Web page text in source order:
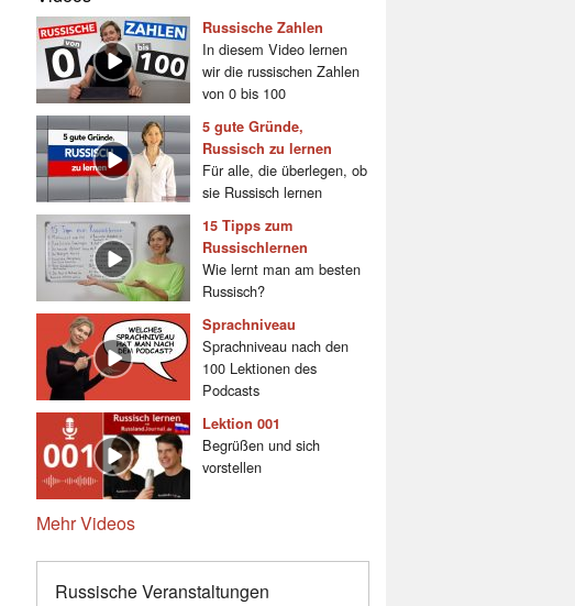
Russische Zahlen
In diesem Video lernen
wir die russischen Zahlen
von 0 bis 100
5 gute Gründe,
Russisch zu lernen
Für alle, die überlegen, ob
sie Russisch lernen
15 Tipps zum
Russischlernen
Wie lernt man am besten
Russisch?
Sprachniveau
Sprachniveau nach den
100 Lektionen des
Podcasts
Lektion 001
Begrüßen und sich
vorstellen
Mehr Videos
Russische Veranstaltungen